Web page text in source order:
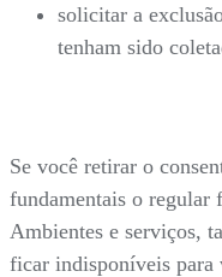
solicitar a
tenham sido
Se você retirar o
fundamentais o regular
Ambientes e serviços,
ficar indisponíveis para